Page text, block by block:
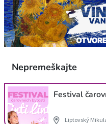
Nepremeškajte
Festival
Liptovský